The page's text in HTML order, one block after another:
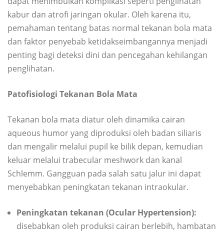
kabur dan atrofi jaringan okular. Oleh karena itu,
pemahaman tentang batas normal tekanan bola mata
dan faktor penyebab ketidakseimbangannya menjadi
penting bagi deteksi dini dan pencegahan kehilangan
penglihatan.
Patofisiologi Tekanan Bola Mata
Tekanan bola mata diatur oleh dinamika cairan
aqueous humor yang diproduksi oleh badan siliaris
dan mengalir melalui pupil ke bilik depan, kemudian
keluar melalui trabecular meshwork dan kanal
Schlemm. Gangguan pada salah satu jalur ini dapat
menyebabkan peningkatan tekanan intraokular.
Peningkatan tekanan (Ocular Hypertension):
disebabkan oleh produksi cairan berlebih, hambatan